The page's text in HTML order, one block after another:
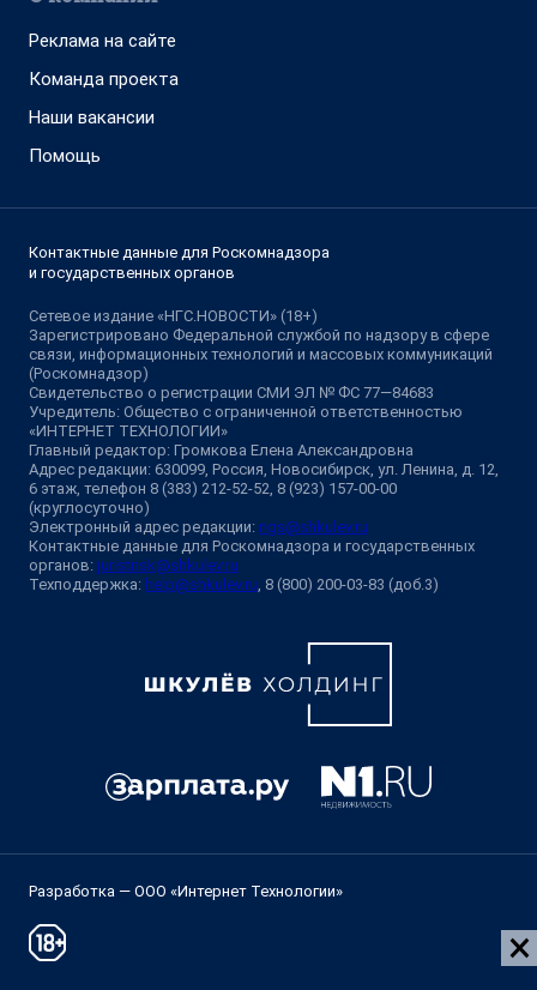
Реклама на сайте
Команда проекта
Наши вакансии
Помощь
Контактные данные для Роскомнадзора
и государственных органов
Сетевое издание «НГС.НОВОСТИ» (18+)
Зарегистрировано Федеральной службой по надзору в сфере
связи, информационных технологий и массовых коммуникаций
(Роскомнадзор)
Свидетельство о регистрации СМИ ЭЛ № ФС 77—84683
Учредитель: Общество с ограниченной ответственностью
«ИНТЕРНЕТ ТЕХНОЛОГИИ»
Главный редактор: Громкова Елена Александровна
Адрес редакции: 630099, Россия, Новосибирск, ул. Ленина, д. 12,
6 этаж, телефон 8 (383) 212-52-52, 8 (923) 157-00-00
(круглосуточно)
Электронный адрес редакции: ngs@shkulev.ru
Контактные данные для Роскомнадзора и государственных
органов: juristnsk@shkulev.ru
Техподдержка: help@shkulev.ru , 8 (800) 200-03-83 (доб.3)
Разработка — ООО «Интернет Технологии»